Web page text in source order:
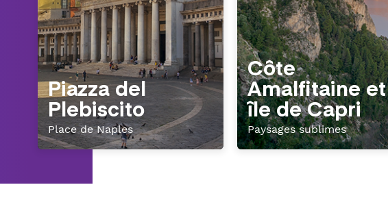
Piazza del
Plebiscito
Place de Naples
Côte
Amalfitaine et
île de Capri
Paysages sublimes